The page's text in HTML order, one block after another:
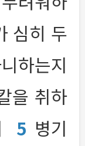
심히 두
하는지
을 취하
5 병기